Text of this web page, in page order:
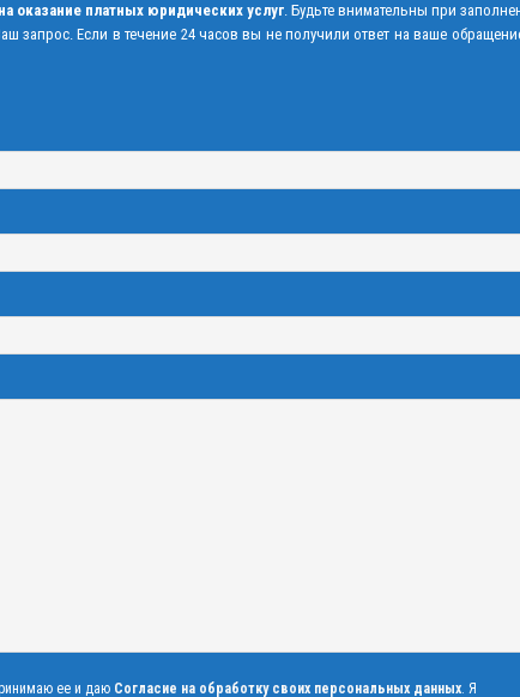
оказание платных юридических услуг. Будьте внимательны при
запрос. Если в течение 24 часов вы не получили ответ на ваше
ее и даю Согласие на обработку своих персональных данных. Я